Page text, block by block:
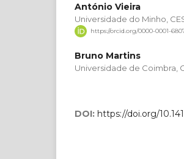
António Vieira
Universidade do Minho,
https://orcid.org/0000-0001-
Bruno Martins
Universidade de Coimbra,
DOI: https://doi.org/